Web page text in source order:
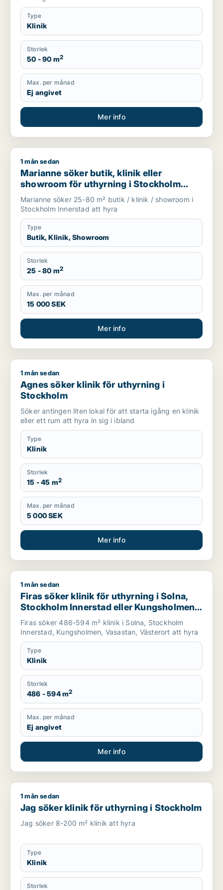
Type
Klinik
Storlek
50 - 90 m2
Max. per månad
Ej angivet
Mer info
Marianne söker butik, klinik eller showroom för uthyrning i
1 mån sedan
Marianne söker butik, klinik eller
showroom för uthyrning i Stockholm
Innerstad
Marianne söker 25-80 m² butik / klinik / showroom i
Stockholm Innerstad att hyra
Type
Butik, Klinik, Showroom
Storlek
25 - 80 m2
Max. per månad
15 000 SEK
Mer info
Agnes söker klinik för uthyrning i Stockholm
1 mån sedan
Agnes söker klinik för uthyrning i
Stockholm
Söker antingen liten lokal för att starta igång en klinik
eller ett rum att hyra in sig i ibland
Type
Klinik
Storlek
15 - 45 m2
Max. per månad
5 000 SEK
Mer info
Firas söker klinik för uthyrning i Solna, Stockholm Innerstad
1 mån sedan
Firas söker klinik för uthyrning i Solna,
Stockholm Innerstad eller Kungsholmen
m.fl.
Firas söker 486-594 m² klinik i Solna, Stockholm
Innerstad, Kungsholmen, Vasastan, Västerort att hyra
Type
Klinik
Storlek
486 - 594 m2
Max. per månad
Ej angivet
Mer info
Jag söker klinik för uthyrning i Stockholm
1 mån sedan
Jag söker klinik för uthyrning i Stockholm
Jag söker 8-200 m² klinik att hyra
Type
Klinik
Storlek